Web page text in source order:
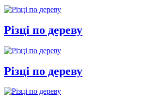
Різці по дереву
Різці по дереву